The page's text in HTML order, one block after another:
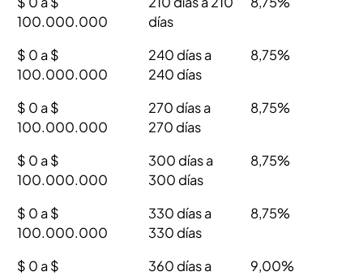
100.000.000
días
$ 0 a $
100.000.000
240 días a
240 días
8,75%
$ 0 a $
100.000.000
270 días a
270 días
8,75%
$ 0 a $
100.000.000
300 días a
300 días
8,75%
$ 0 a $
100.000.000
330 días a
330 días
8,75%
$ 0 a $
360 días a
9,00%